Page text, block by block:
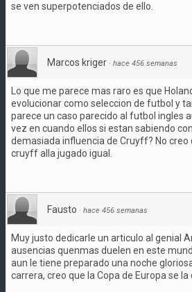
se ven superpotenciados de ello.
Marcos kriger · hace 456 semanas
Lo que me parece mas raro es que
evolucionar como seleccion de futbol y
parece un caso parecido al futbol ingles
vez en cuando ellos si estan sabiendo
demasiada influencia de Cruyff? No creo
cruyff alla jugado igual.
Fausto · hace 456 semanas
Muy justo dedicarle un articulo al genial
ausencias quenmas duelen en este
aun le tiene preparado una noche
carrera, creo que la Copa de Europa se la